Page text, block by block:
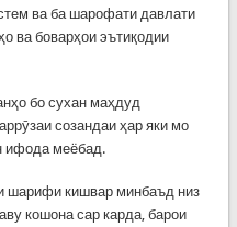
ва ба шарофати давлати
ва боварҳои эътиқодии
бо сухан маҳдуд
созандаи ҳар яки мо
ифода меёбад.
шарифи кишвар минбаъд низ
кошона сар карда, барои